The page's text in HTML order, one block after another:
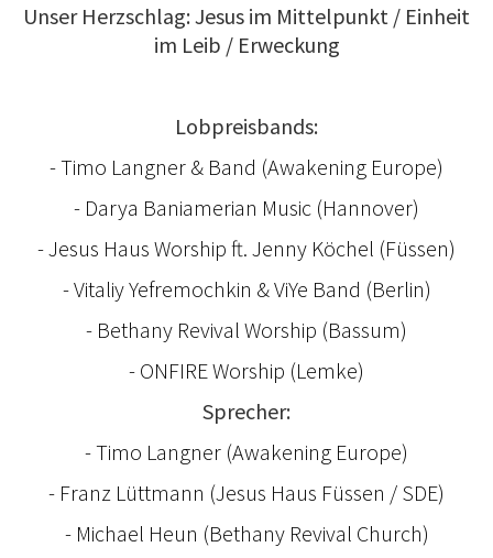
Unser Herzschlag: Jesus im Mittelpunkt / Einheit
im Leib / Erweckung
Lobpreisbands:
- Timo Langner & Band (Awakening Europe)
- Darya Baniamerian Music (Hannover)
- Jesus Haus Worship ft. Jenny Köchel (Füssen)
- Vitaliy Yefremochkin & ViYe Band (Berlin)
- Bethany Revival Worship (Bassum)
- ONFIRE Worship (Lemke)
Sprecher:
- Timo Langner (Awakening Europe)
- Franz Lüttmann (Jesus Haus Füssen / SDE)
- Michael Heun (Bethany Revival Church)